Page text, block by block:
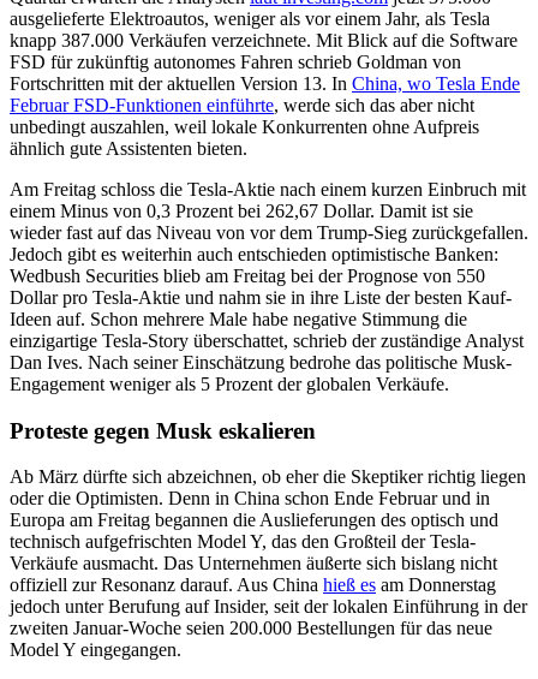
ausgelieferte Elektroautos, weniger als vor einem Jahr, als Tesla
knapp 387.000 Verkäufen verzeichnete. Mit Blick auf die Software
FSD für zukünftig autonomes Fahren schrieb Goldman von
Fortschritten mit der aktuellen Version 13. In China, wo Tesla Ende
Februar FSD-Funktionen einführte, werde sich das aber nicht
unbedingt auszahlen, weil lokale Konkurrenten ohne Aufpreis
ähnlich gute Assistenten bieten.
Am Freitag schloss die Tesla-Aktie nach einem kurzen Einbruch mit
einem Minus von 0,3 Prozent bei 262,67 Dollar. Damit ist sie
wieder fast auf das Niveau von vor dem Trump-Sieg zurückgefallen.
Jedoch gibt es weiterhin auch entschieden optimistische Banken:
Wedbush Securities blieb am Freitag bei der Prognose von 550
Dollar pro Tesla-Aktie und nahm sie in ihre Liste der besten Kauf-
Ideen auf. Schon mehrere Male habe negative Stimmung die
einzigartige Tesla-Story überschattet, schrieb der zuständige Analyst
Dan Ives. Nach seiner Einschätzung bedrohe das politische Musk-
Engagement weniger als 5 Prozent der globalen Verkäufe.
Proteste gegen Musk eskalieren
Ab März dürfte sich abzeichnen, ob eher die Skeptiker richtig liegen
oder die Optimisten. Denn in China schon Ende Februar und in
Europa am Freitag begannen die Auslieferungen des optisch und
technisch aufgefrischten Model Y, das den Großteil der Tesla-
Verkäufe ausmacht. Das Unternehmen äußerte sich bislang nicht
offiziell zur Resonanz darauf. Aus China hieß es am Donnerstag
jedoch unter Berufung auf Insider, seit der lokalen Einführung in der
zweiten Januar-Woche seien 200.000 Bestellungen für das neue
Model Y eingegangen.